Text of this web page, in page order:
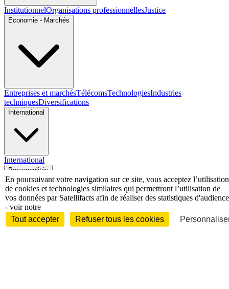
InstitutionnelOrganisations professionnellesJustice
Economie - Marchés
Entreprises et marchésTélécomsTechnologiesIndustries
techniquesDiversifications
International
International
Personnalités
InterviewBiographies
Nominations /
En poursuivant votre navigation sur ce site, vous acceptez l’utilisation
de cookies et technologies similaires qui permettront l’utilisation de
vos données par Satellifacts afin de réaliser des statistiques d'audience
- voir notre
Tout accepter
Refuser tous les cookies